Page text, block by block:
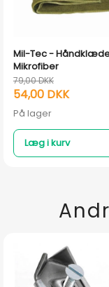
Mil-Tec -
Mikrofiber
79,00 DKK
54,00 DKK
På lager
Læg i kurv